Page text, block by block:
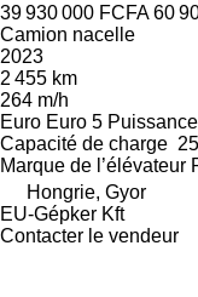
39 930 000 FCFA 60
Camion nacelle
2023
2 455 km
264 m/h
Euro Euro 5 Puissance
Capacité de charge
Marque de l’élévateur
Hongrie, Gyor
EU-Gépker Kft
Contacter le vendeur